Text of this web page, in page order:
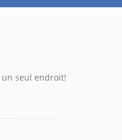
seul endroit!